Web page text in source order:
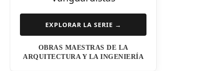
Henry N. Cobb
I.M. Pei
Luis Barragán
EXPLORAR LA SERIE →
OBRAS MAESTRAS DE LA
ARQUITECTURA Y LA INGENIERÍA